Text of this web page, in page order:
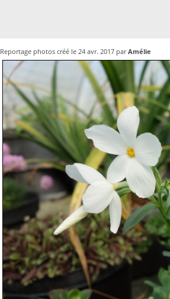
Reportage photos créé le 24 avr. 2017 parAmélie